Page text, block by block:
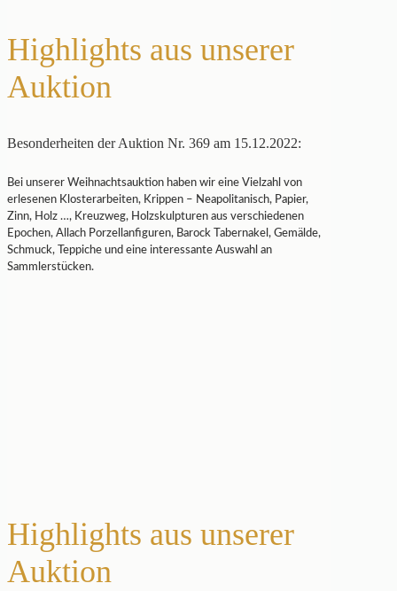
Highlights aus unserer
Auktion
Besonderheiten der Auktion Nr. 369 am 15.12.2022:
Bei unserer Weihnachtsauktion haben wir eine Vielzahl von
erlesenen Klosterarbeiten, Krippen – Neapolitanisch, Papier,
Zinn, Holz …, Kreuzweg, Holzskulpturen aus verschiedenen
Epochen, Allach Porzellanfiguren, Barock Tabernakel, Gemälde,
Schmuck, Teppiche und eine interessante Auswahl an
Sammlerstücken.
Highlights aus unserer
Auktion